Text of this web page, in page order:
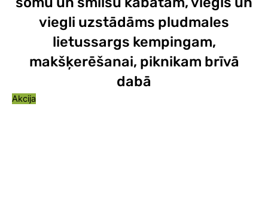
viegli uzstādāms pludmales
lietussargs kempingam,
makšķerēšanai, piknikam brīvā
dabā
Akcija